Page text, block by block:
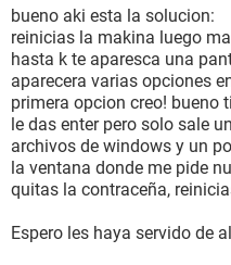
bueno aki esta la solucion:
reinicias la makina luego
hasta k te aparesca una
aparecera varias opciones
primera opcion creo! bueno
le das enter pero solo sale
archivos de windows y un
la ventana donde me pide
quitas la contraceña,
Espero les haya servido de